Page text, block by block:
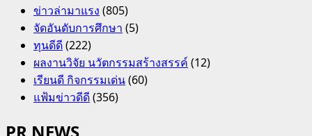
ข่าวล่ามาแรง (805)
จัดอันดับการศึกษา (5)
ทุนดีดี(222)
ผลงานวิจัย นวัตกรรมสร้างสรรค์(12)
เรียนดี กิจกรรมเด่น(60)
แฟ้มข่าวดีดี(356)
PR NEWS